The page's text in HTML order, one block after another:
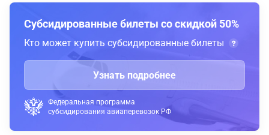
Субсидированные билеты со скидкой 50%
Кто может купить субсидированные билеты
Узнать подробнее
Федеральная программа
субсидирования авиаперевозок РФ